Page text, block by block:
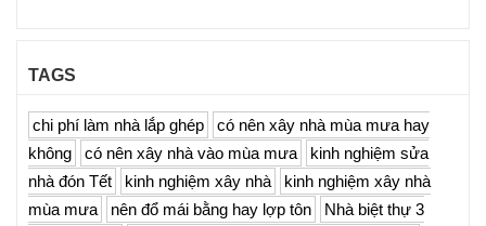
TAGS
chi phí làm nhà lắp ghép
có nên xây nhà mùa mưa hay
không
có nên xây nhà vào mùa mưa
kinh nghiệm sửa
nhà đón Tết
kinh nghiệm xây nhà
kinh nghiệm xây nhà
mùa mưa
nên đổ mái bằng hay lợp tôn
Nhà biệt thự 3